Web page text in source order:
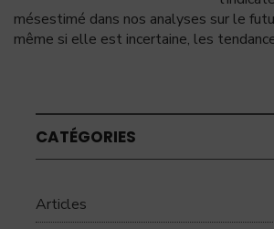
mésestimé dans nos analyses sur le
même si elle est incertaine, les
CATÉGORIES
Articles